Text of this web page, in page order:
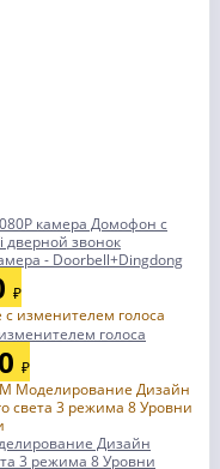
камера Домофон с
дверной звонок
- Doorbell+Dingdong
₽
голоса
₽
Дизайн
3 режима 8 Уровни